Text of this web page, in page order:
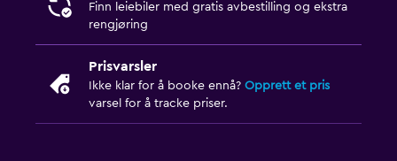
Finn leiebiler med gratis avbestilling og ekstra
rengjøring
Prisvarsler
Ikke klar for å booke ennå? Opprett et pris
varsel for å tracke priser.